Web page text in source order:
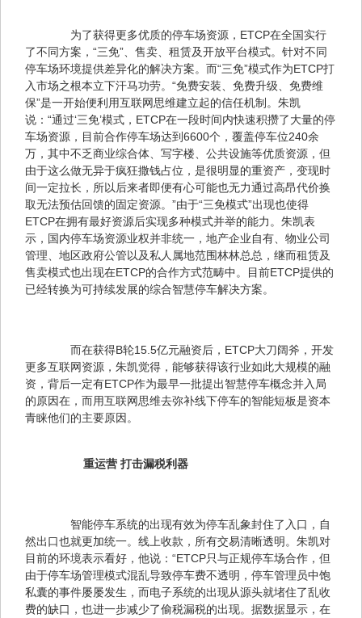
为了获得更多优质的停车场资源，ETCP在全国实行
了不同方案，“三免”、售卖、租赁及开放平台模式。针对不同
停车场环境提供差异化的解决方案。而“三免”模式作为ETCP打
入市场之根本立下汗马功劳。“免费安装、免费升级、免费维
保”是一开始便利用互联网思维建立起的信任机制。朱凯
说：“通过‘三免’模式，ETCP在一段时间内快速积攒了大量的停
车场资源，目前合作停车场达到6600个，覆盖停车位240余
万，其中不乏商业综合体、写字楼、公共设施等优质资源，但
由于这么做无异于疯狂撒钱占位，是很明显的重资产，变现时
间一定拉长，所以后来者即便有心可能也无力通过高昂代价换
取无法预估回馈的固定资源。”由于“三免模式”出现也使得
ETCP在拥有最好资源后实现多种模式并举的能力。朱凯表
示，国内停车场资源业权并非统一，地产企业自有、物业公司
管理、地区政府公管以及私人属地范围林林总总，继而租赁及
售卖模式也出现在ETCP的合作方式范畴中。目前ETCP提供的
已经转换为可持续发展的综合智慧停车解决方案。
而在获得B轮15.5亿元融资后，ETCP大刀阔斧，开发
更多互联网资源，朱凯觉得，能够获得该行业如此大规模的融
资，背后一定有ETCP作为最早一批提出智慧停车概念并入局
的原因在，而用互联网思维去弥补线下停车的智能短板是资本
青睐他们的主要原因。
重运营 打击漏税利器
智能停车系统的出现有效为停车乱象封住了入口，自
然出口也就更加统一。线上收款，所有交易清晰透明。朱凯对
目前的环境表示看好，他说：“ETCP只与正规停车场合作，但
由于停车场管理模式混乱导致停车费不透明，停车管理员中饱
私囊的事件屡屡发生，而电子系统的出现从源头就堵住了乱收
费的缺口，也进一步减少了偷税漏税的出现。据数据显示，在